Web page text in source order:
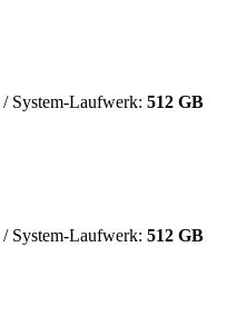
/ System-Laufwerk: 512 GB
/ System-Laufwerk: 512 GB